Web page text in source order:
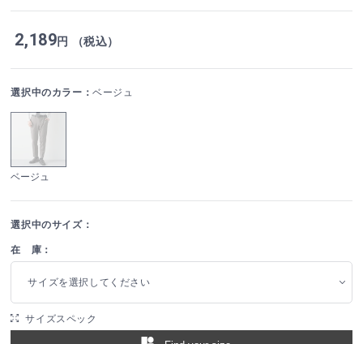
2,189円 （税込）
選択中のカラー：ベージュ
ベージュ
選択中のサイズ：
在 庫：
サイズを選択してください
サイズスペック